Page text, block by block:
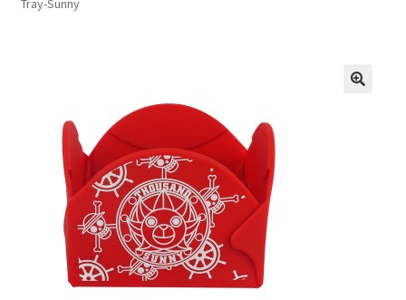
Контакты
Новости
Оптовый склад
Оформление заказа
Tray-Sunny